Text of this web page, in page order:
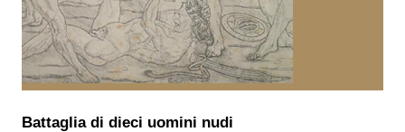
Battaglia di dieci uomini nudi